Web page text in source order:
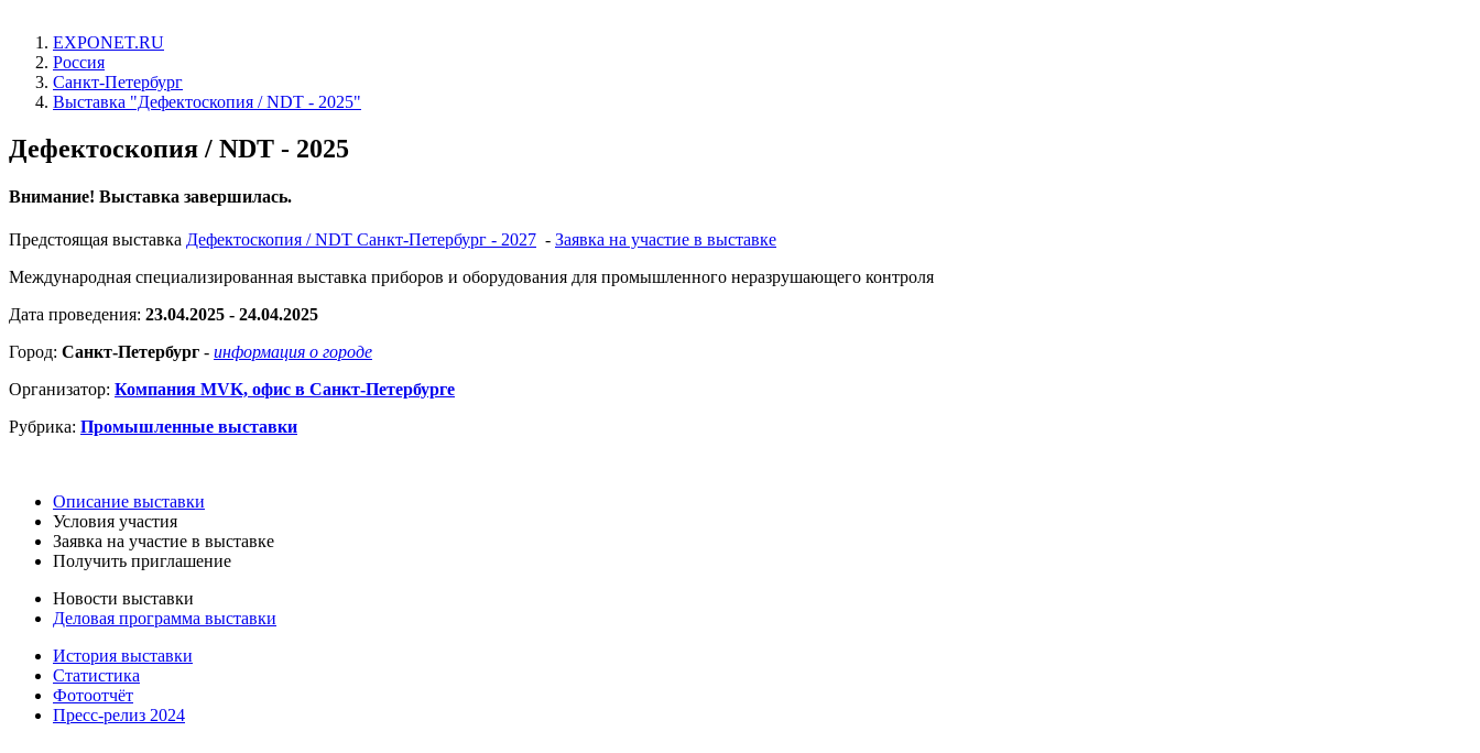
EXPONET.RU
Россия
Санкт-Петербург
Выставка "Дефектоскопия / NDT - 2025"
Дефектоскопия / NDT - 2025
Внимание! Выставка завершилась.
Предстоящая выставка Дефектоскопия / NDT Санкт-Петербург - 2027 - Заявка на участие в выставке
Международная специализированная выставка приборов и оборудования для промышленного неразрушающего контроля
Дата проведения: 23.04.2025 - 24.04.2025
Город: Санкт-Петербург - информация о городе
Организатор: Компания MVK, офис в Санкт-Петербурге
Рубрика: Промышленные выставки
Описание выставки
Условия участия
Заявка на участие в выставке
Получить приглашение
Новости выставки
Деловая программа выставки
История выставки
Статистика
Фотоотчёт
Пресс-релиз 2024